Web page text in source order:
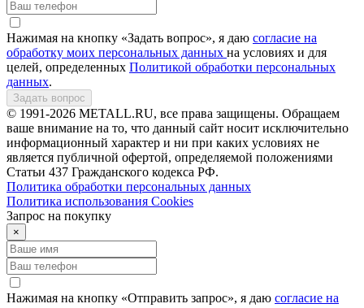
Нажимая на кнопку «Задать вопрос», я даю согласие на
обработку моих персональных данных на условиях и для
целей, определенных Политикой обработки персональных
данных.
Задать вопрос
© 1991-2026 METALL.RU, все права защищены. Обращаем
ваше внимание на то, что данный сайт носит исключительно
информационный характер и ни при каких условиях не
является публичной офертой, определяемой положениями
Статьи 437 Гражданского кодекса РФ.
Политика обработки персональных данных
Политика использования Сookies
Запрос на покупку
×
Нажимая на кнопку «Отправить запрос», я даю согласие на